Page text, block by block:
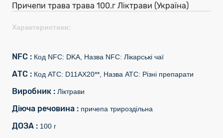
Причепи трава трава 100.г Ліктрави (Україна)
Характеристики:
NFC : Код NFC: DKA, Назва NFC: Лікарські чаї
АТС : Код АТС: D11AX20**, Назва АТС: Різні препарати
Виробник : Ліктрави
Діюча речовина : причепа трироздільна
ДОЗА : 100 г